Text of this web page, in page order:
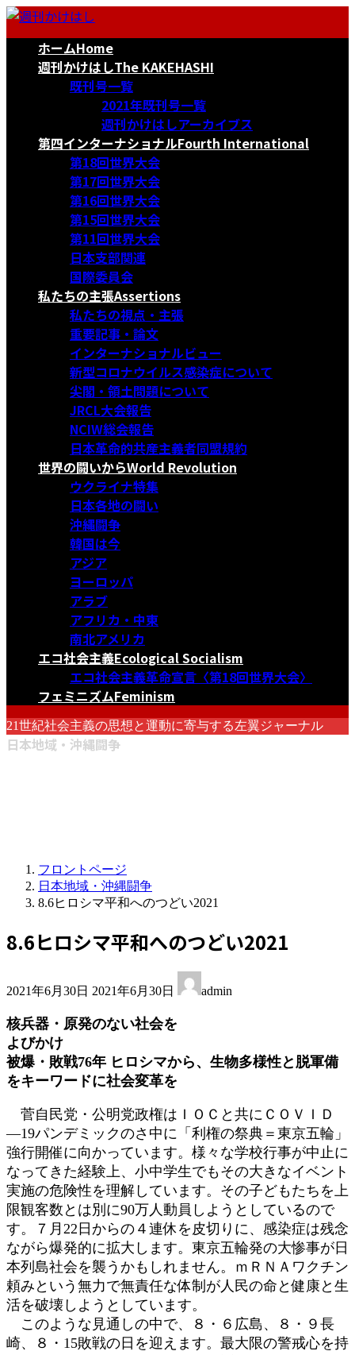
コ
ナ
ホームHome
週刊かけはしThe KAKEHASHI
既刊号一覧
2021年既刊号一覧
週刊かけはしアーカイブス
第四インターナショナルFourth International
第18回世界大会
第17回世界大会
第16回世界大会
第15回世界大会
第11回世界大会
日本支部関連
国際委員会
私たちの主張Assertions
私たちの視点・主張
重要記事・論文
インターナショナルビュー
新型コロナウイルス感染症について
尖閣・領土問題について
JRCL大会報告
NCIW総会報告
日本革命的共産主義者同盟規約
世界の闘いからWorld Revolution
ウクライナ特集
日本各地の闘い
沖縄闘争
韓国は今
アジア
ヨーロッパ
アラブ
アフリカ・中東
南北アメリカ
エコ社会主義Ecological Socialism
エコ社会主義革命宣言〈第18回世界大会〉
フェミニズムFeminism
21世紀社会主義の思想と運動に寄与する左翼ジャーナル
日本地域・沖縄闘争
フロントページ
日本地域・沖縄闘争
8.6ヒロシマ平和へのつどい2021
8.6ヒロシマ平和へのつどい2021
2021年6月30日 終
新
時
:
2021年6月30日 admin
核兵器・原発のない社会を
よびかけ
被爆・敗戦76年 ヒロシマから、生物多様性と脱軍備
をキーワードに社会変革を
菅自民党・公明党政権はＩＯＣと共にＣＯＶＩＤ
―19パンデミックのさ中に「利権の祭典＝東京五輪」
強行開催に向かっています。様々な学校行事が中止に
なってきた経験上、小中学生でもその大きなイベント
実施の危険性を理解しています。その子どもたちを上
限観客数とは別に90万人動員しようとしているので
す。７月22日からの４連休を皮切りに、感染症は残念
ながら爆発的に拡大します。東京五輪発の大惨事が日
本列島社会を襲うかもしれません。ｍＲＮＡワクチン
頼みという無力で無責任な体制が人民の命と健康と生
活を破壊しようとしています。
このような見通しの中で、８・６広島、８・９長
崎、８・15敗戦の日を迎えます。最大限の警戒心を持